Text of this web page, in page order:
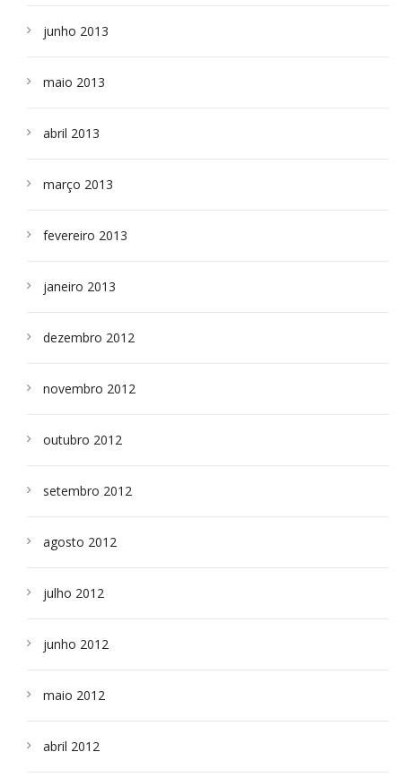
junho 2013
maio 2013
abril 2013
março 2013
fevereiro 2013
janeiro 2013
dezembro 2012
novembro 2012
outubro 2012
setembro 2012
agosto 2012
julho 2012
junho 2012
maio 2012
abril 2012